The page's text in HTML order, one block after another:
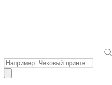
Поиск
товаров